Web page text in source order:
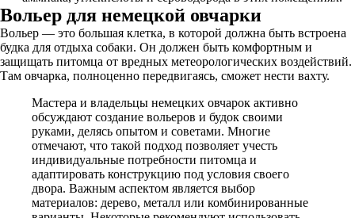
Вольер для немецкой овчарки
Вольер — это большая клетка, в которой должна быть встроена
будка для отдыха собаки. Он должен быть комфортным и
защищать питомца от вредных метеорологических воздействий.
Там овчарка, полноценно передвигаясь, сможет нести вахту.
Мастера и владельцы немецких овчарок активно
обсуждают создание вольеров и будок своими
руками, делясь опытом и советами. Многие
отмечают, что такой подход позволяет учесть
индивидуальные потребности питомца и
адаптировать конструкцию под условия своего
двора. Важным аспектом является выбор
материалов: дерево, металл или комбинированные